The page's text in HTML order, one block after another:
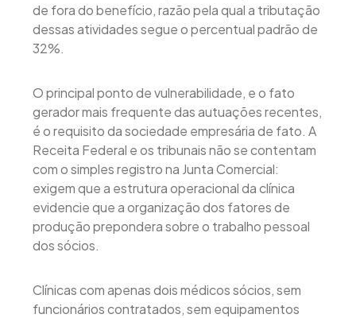
de fora do benefício, razão pela qual a tributação
dessas atividades segue o percentual padrão de
32%.
O principal ponto de vulnerabilidade, e o fato
gerador mais frequente das autuações recentes,
é o requisito da sociedade empresária de fato. A
Receita Federal e os tribunais não se contentam
com o simples registro na Junta Comercial:
exigem que a estrutura operacional da clínica
evidencie que a organização dos fatores de
produção prepondera sobre o trabalho pessoal
dos sócios.
Clínicas com apenas dois médicos sócios, sem
funcionários contratados, sem equipamentos